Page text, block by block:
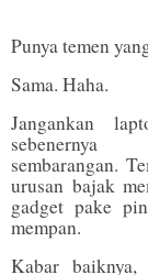
Punya temen
Sama. Haha.
Jangankan
sebenernya
sembarangan.
urusan bajak
gadget pake
mempan.
Kabar